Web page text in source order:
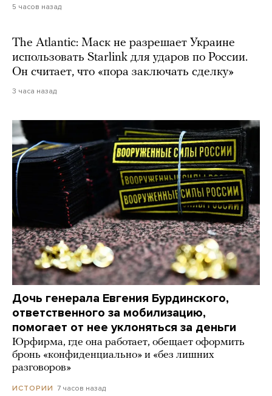
5 часов назад
The Atlantic: Маск не разрешает Украине
использовать Starlink для ударов по России.
Он считает, что «пора заключать сделку»
3 часа назад
Дочь генерала Евгения Бурдинского,
ответственного за мобилизацию,
помогает от нее уклоняться за деньги
Юрфирма, где она работает, обещает оформить
бронь «конфиденциально» и «без лишних
разговоров»
ИСТОРИИ 7 часов назад